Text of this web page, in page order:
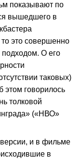
показывают по
вышедшего в
это совершенно
О его
таковых)
этом говорилось
толковой
(«НВО»
и в фильме
в